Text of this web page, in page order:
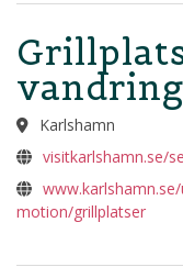
Karlshamn
visitkarlshamn.se/
motion/grillplatser